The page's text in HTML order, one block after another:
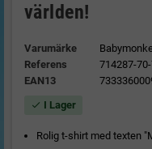
världen!
Varumärke
Referens
714287-
EAN13
check I Lager
Rolig t-shirt med texten